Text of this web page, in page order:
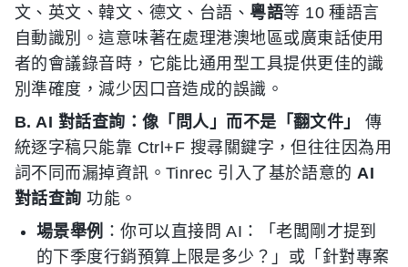
文、英文、韓文、德文、台語、 粵語等 10 種語言
自動識別。這意味著在處理港澳地區或廣東話使用
者的會議錄音時，它能比通用型工具提供更佳的識
別準確度，減少因口音造成的誤識。
B. AI 對話查詢：像「問人」而不是「翻文件」
傳
統逐字稿只能靠 Ctrl+F 搜尋關鍵字，但往往因為用
詞不同而漏掉資訊。Tinrec 引入了基於語意的AI
對話查詢 功能。
場景舉例 ：你可以直接問 AI：「老闆剛才提到
的下季度行銷預算上限是多少？」或「針對專案